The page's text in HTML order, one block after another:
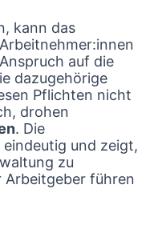
kann das
auf die
dazugehörige
Pflichten nicht
drohen
. Die
und zeigt,
zu
Arbeitgeber führen